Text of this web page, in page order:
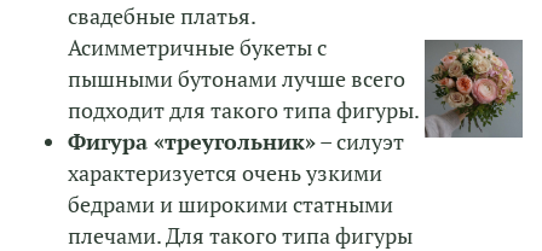
свадебные платья.
Асимметричные букеты с
пышными бутонами лучше всего
подходит для такого типа фигуры.
Фигура «треугольник»– силуэт
характеризуется очень узкими
бедрами и широкими статными
плечами. Для такого типа фигуры